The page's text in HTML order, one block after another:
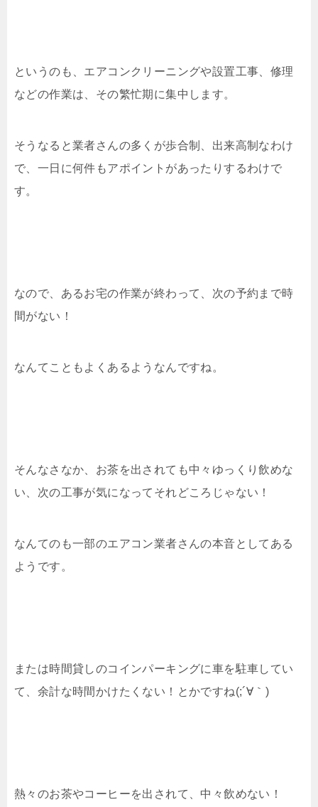
というのも、エアコンクリーニングや設置工事、修理
などの作業は、その繁忙期に集中します。
そうなると業者さんの多くが歩合制、出来高制なわけ
で、一日に何件もアポイントがあったりするわけで
す。
なので、あるお宅の作業が終わって、次の予約まで時
間がない！
なんてこともよくあるようなんですね。
そんなさなか、お茶を出されても中々ゆっくり飲めな
い、次の工事が気になってそれどころじゃない！
なんてのも一部のエアコン業者さんの本音としてある
ようです。
または時間貸しのコインパーキングに車を駐車してい
て、余計な時間かけたくない！とかですね(;´∀｀)
熱々のお茶やコーヒーを出されて、中々飲めない！